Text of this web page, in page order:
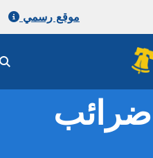
موقع رسمي